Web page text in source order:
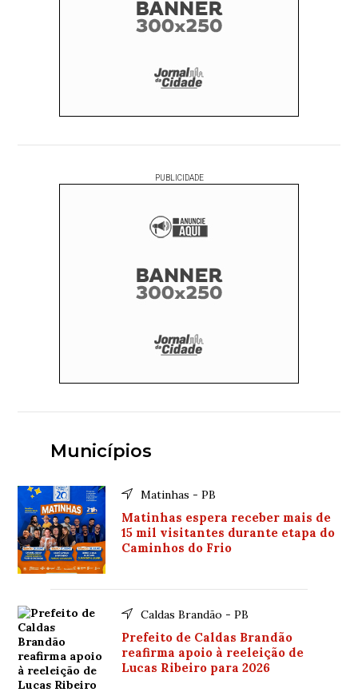
PUBLICIDADE
Municípios
Matinhas - PB
Matinhas espera receber mais de
15 mil visitantes durante etapa do
Caminhos do Frio
Caldas Brandão - PB
Prefeito de Caldas Brandão
reafirma apoio à reeleição de
Lucas Ribeiro para 2026